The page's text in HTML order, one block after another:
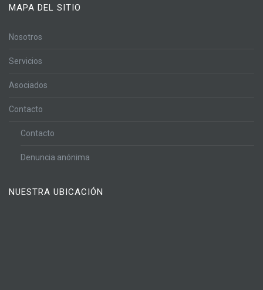
MAPA DEL SITIO
Nosotros
Servicios
Asociados
Contacto
Contacto
Denuncia anónima
NUESTRA UBICACIÓN